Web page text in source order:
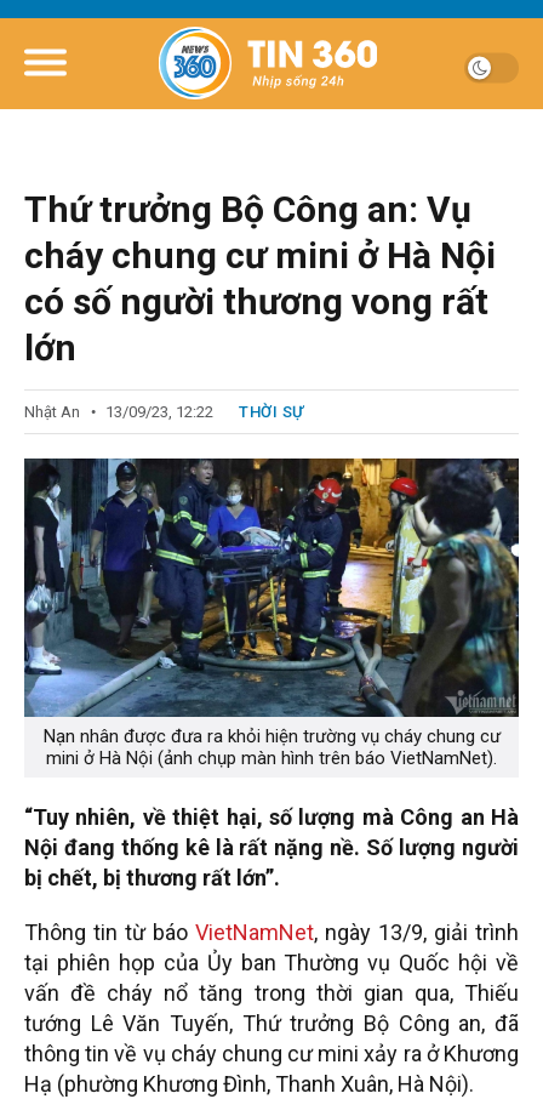
Thứ trưởng Bộ Công an: Vụ
cháy chung cư mini ở Hà Nội
có số người thương vong rất
lớn
Nhật An 13/09/23, 12:22 THỜI SỰ
Nạn nhân được đưa ra khỏi hiện trường vụ cháy chung cư
mini ở Hà Nội (ảnh chụp màn hình trên báo VietNamNet).
“Tuy nhiên, về thiệt hại, số lượng mà Công an Hà
Nội đang thống kê là rất nặng nề. Số lượng người
bị chết, bị thương rất lớn”.
Thông tin từ báo VietNamNet, ngày 13/9, giải trình
tại phiên họp của Ủy ban Thường vụ Quốc hội về
vấn đề cháy nổ tăng trong thời gian qua, Thiếu
tướng Lê Văn Tuyến, Thứ trưởng Bộ Công an, đã
thông tin về vụ cháy chung cư mini xảy ra ở Khương
Hạ (phường Khương Đình, Thanh Xuân, Hà Nội).